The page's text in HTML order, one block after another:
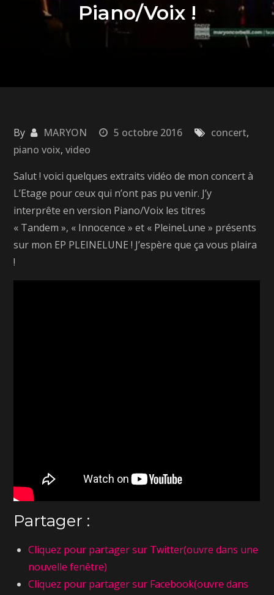
Piano/Voix !
By MARYON 5 octobre 2016 concert,
piano voix,video
Salut ! voici quelques extraits vidéo de mon concert à
L’Etage pour ceux qui n’ont pas pu venir. J’y
interprête en version Piano/Voix les titres
« Tandem », « Innocence » et « PleineLune » présents
sur mon EP PLEINELUNE ! J’espère que ça vous plaira
!
Partager :
Cliquez pour partager sur Twitter(ouvre dans une
nouvelle fenêtre)
Cliquez pour partager sur Facebook(ouvre dans